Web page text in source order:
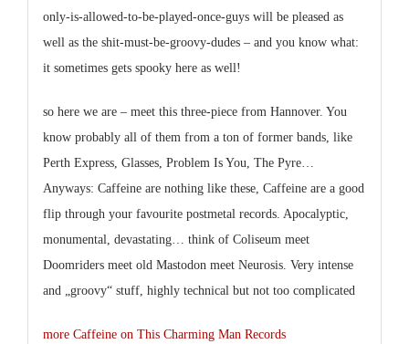
only-is-allowed-to-be-played-once-guys will be pleased as
well as the shit-must-be-groovy-dudes – and you know what:
it sometimes gets spooky here as well!
so here we are – meet this three-piece from Hannover. You
know probably all of them from a ton of former bands, like
Perth Express, Glasses, Problem Is You, The Pyre…
Anyways: Caffeineare nothing like these, Caffeineare a good
flip through your favourite postmetal records. Apocalyptic,
monumental, devastating… think of Coliseummeet
Doomridersmeet old Mastodonmeet Neurosis. Very intense
and „groovy“ stuff, highly technical but not too complicated
more Caffeine on This Charming Man Records